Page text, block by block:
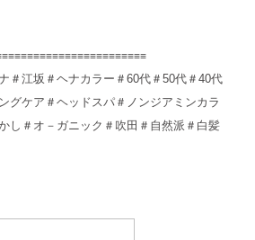
＃江坂＃ヘナカラー＃60代＃50代＃40代
グケア＃ヘッドスパ＃ノンジアミンカラ
し＃オ－ガニック＃吹田＃自然派＃白髪